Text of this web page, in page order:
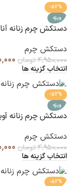
-52%
ویژه
دستکش چرم زنانه
دستکش چرم
۴,۹۵۰,۰۰۰تومان
انتخاب گزینه ها
-52%
ویژه
دستکش چرم زنانه
دستکش چرم
۴,۹۵۰,۰۰۰تومان
انتخاب گزینه ها
-52%